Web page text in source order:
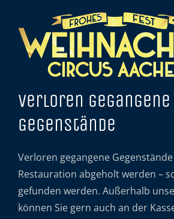
Inhalt
springen
Verloren gegangene
Gegenstände
Verloren gegangene
Restauration abgeholt werden –
gefunden werden. Außerhalb
können Sie gern auch an der